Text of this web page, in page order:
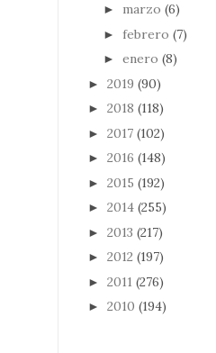
► marzo (6)
► febrero (7)
► enero (8)
► 2019 (90)
► 2018 (118)
► 2017 (102)
► 2016 (148)
► 2015 (192)
► 2014 (255)
► 2013 (217)
► 2012 (197)
► 2011 (276)
► 2010 (194)